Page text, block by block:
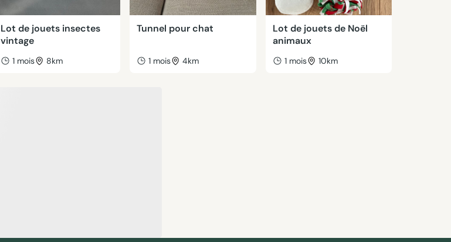
Lot de jouets insectes
vintage
1 mois 8km
Tunnel pour chat
1 mois 4km
Lot de jouets de Noël
animaux
1 mois 10km